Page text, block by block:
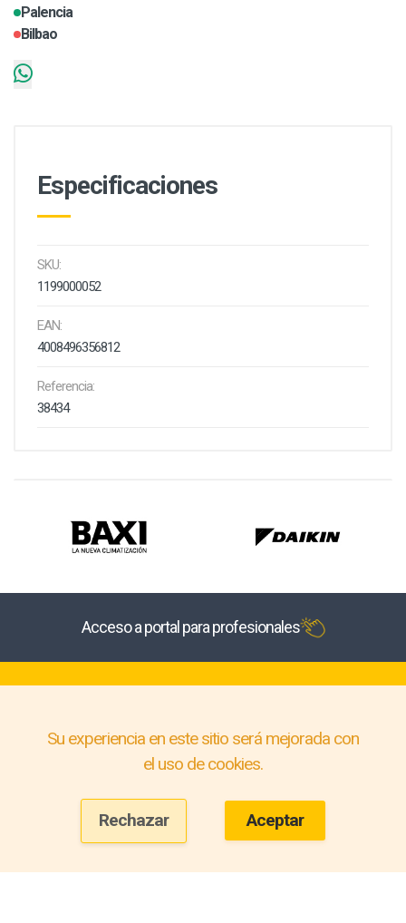
Palencia
Bilbao
Especificaciones
SKU:
1199000052
EAN:
4008496356812
Referencia:
38434
Acceso a portal para profesionales
Su experiencia en este sitio será mejorada con
el uso de cookies.
Rechazar Aceptar